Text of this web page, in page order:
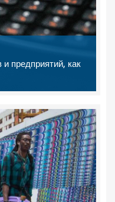
предприятий, как